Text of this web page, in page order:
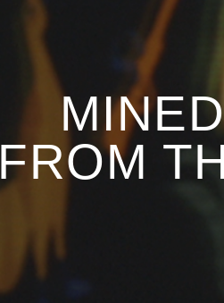
FROM